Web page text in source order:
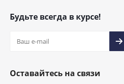
Будьте всегда в курсе!
Оставайтесь на связи